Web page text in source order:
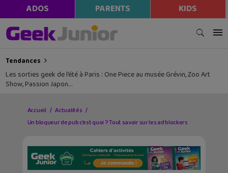
ADOS PARENTS KIDS
Tendances
Les sorties geek de l’été à Paris : One Piece au musée Grévin, Zoo Art
Show, Passion Japon…
Accueil
Actualités
Un bloqueur de pub c’est quoi ? Tout savoir sur les ad blockers